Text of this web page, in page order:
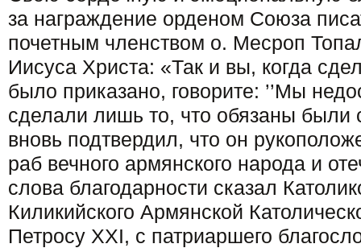
за награждение орденом Союза
почетным членством о. Месроп
Иисуса Христа: «Так и вы, когда
было приказано, говорите: ’’Мы
сделали лишь то, что обязаны были
вновь подтвердил, что он
раб вечного армянского народа и
слова благодарности сказал
Киликийского Армянской
Петросу XXI, с патриаршего